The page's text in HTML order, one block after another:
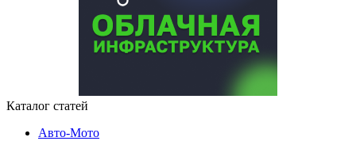
Каталог статей
Авто-Мото